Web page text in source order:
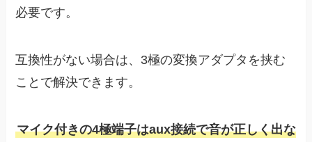
必要です。
互換性がない場合は、3極の変換アダプタを挟む
ことで解決できます。
マイク付きの4極端子はaux接続で音が正しく出な